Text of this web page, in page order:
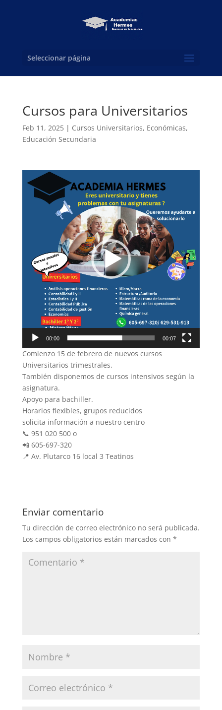
Seleccionar página
Cursos para Universitarios
Feb 11, 2025| Cursos Universitarios, Económicas,
Educación Secundaria
Reproductor
de
vídeo
00:00 00:07
Comienzo 15 de febrero de nuevos cursos
Universitarios trimestrales.
También disponemos de cursos intensivos según la
asignatura.
Apoyo para bachiller.
Horarios flexibles, grupos reducidos
solicita información a nuestro centro
📞 951 020 500 o
📲 605-697-320
📍 Av. Plutarco 16 local 3 Teatinos
Enviar comentario
Tu dirección de correo electrónico no será publicada.
Los campos obligatorios están marcados con *